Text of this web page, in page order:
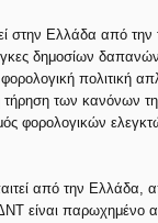
στην Ελλάδα από την
δημοσίων δαπανών
πολιτική
των κανόνων
φορολογικών
από την Ελλάδα,
είναι παρωχημένο